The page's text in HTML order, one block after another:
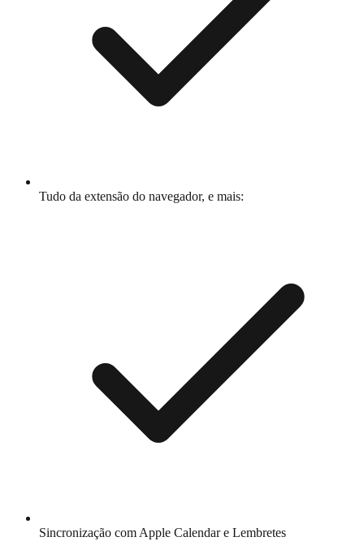
Tudo da extensão do navegador, e mais:
Sincronização com Apple Calendar e Lembretes